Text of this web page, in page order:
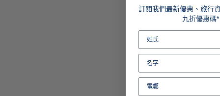
訂閱我們最新優惠、旅行
九折優惠碼